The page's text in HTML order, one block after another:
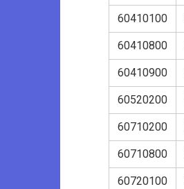
60410100
60410800
60410900
60520200
60710200
60710800
60720100